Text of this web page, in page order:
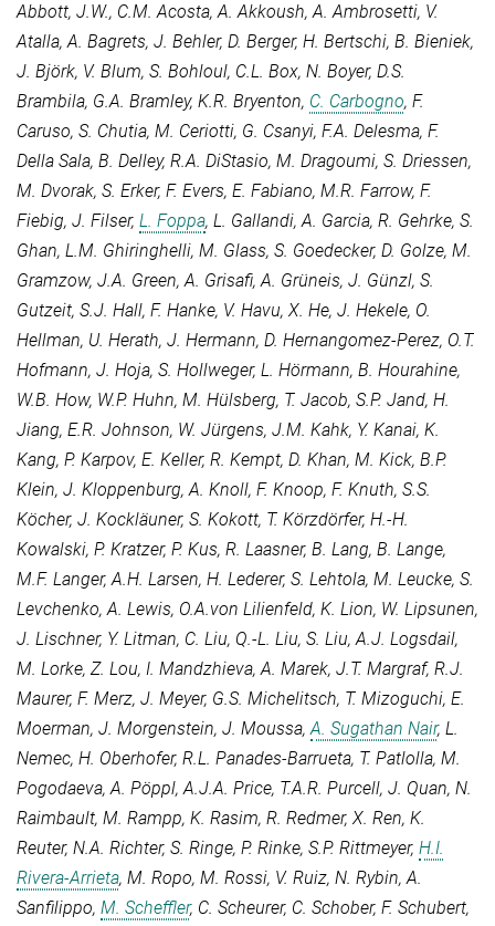
Abbott, J.W., C.M. Acosta,A. Akkoush,A. Ambrosetti, V.
Atalla,A. Bagrets, J. Behler, D. Berger, H. Bertschi, B. Bieniek,
J. Björk, V. Blum, S. Bohloul, C.L. Box, N. Boyer, D.S.
Brambila, G.A. Bramley, K.R. Bryenton, C. Carbogno, F.
Caruso, S. Chutia, M. Ceriotti, G. Csanyi, F.A. Delesma, F.
Della Sala, B. Delley, R.A. DiStasio, M. Dragoumi, S. Driessen,
M. Dvorak, S. Erker, F. Evers, E. Fabiano, M.R. Farrow, F.
Fiebig, J. Filser, L. Foppa, L. Gallandi,A. Garcia, R. Gehrke, S.
Ghan, L.M. Ghiringhelli, M. Glass, S. Goedecker, D. Golze, M.
Gramzow, J.A. Green,A. Grisafi,A. Grüneis, J. Günzl, S.
Gutzeit, S.J. Hall, F. Hanke, V. Havu, X. He, J. Hekele, O.
Hellman, U. Herath, J. Hermann, D. Hernangomez-Perez, O.T.
Hofmann, J. Hoja, S. Hollweger, L. Hörmann, B. Hourahine,
W.B. How, W.P. Huhn, M. Hülsberg, T. Jacob, S.P. Jand, H.
Jiang, E.R. Johnson, W. Jürgens, J.M. Kahk, Y. Kanai, K.
Kang, P. Karpov, E. Keller, R. Kempt, D. Khan, M. Kick, B.P.
Klein, J. Kloppenburg,A. Knoll, F. Knoop, F. Knuth, S.S.
Köcher, J. Kockläuner, S. Kokott, T. Körzdörfer, H.-H.
Kowalski, P. Kratzer, P. Kus, R. Laasner, B. Lang, B. Lange,
M.F. Langer,A.H. Larsen, H. Lederer, S. Lehtola, M. Leucke, S.
Levchenko,A. Lewis, O.A.von Lilienfeld, K. Lion, W. Lipsunen,
J. Lischner, Y. Litman, C. Liu, Q.-L. Liu, S. Liu,A.J. Logsdail,
M. Lorke, Z. Lou, I. Mandzhieva,A. Marek, J.T. Margraf, R.J.
Maurer, F. Merz, J. Meyer, G.S. Michelitsch, T. Mizoguchi, E.
Moerman, J. Morgenstein, J. Moussa,A. Sugathan Nair, L.
Nemec, H. Oberhofer, R.L. Panades-Barrueta, T. Patlolla, M.
Pogodaeva,A. Pöppl,A.J.A. Price, T.A.R. Purcell, J. Quan, N.
Raimbault, M. Rampp, K. Rasim, R. Redmer, X. Ren, K.
Reuter, N.A. Richter, S. Ringe, P. Rinke, S.P. Rittmeyer, H.I.
Rivera-Arrieta, M. Ropo, M. Rossi, V. Ruiz, N. Rybin,A.
Sanfilippo, M. Scheffler, C. Scheurer, C. Schober, F. Schubert,